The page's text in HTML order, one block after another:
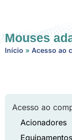
Mouses
Início » Acesso ao
Acesso ao
Acionadores